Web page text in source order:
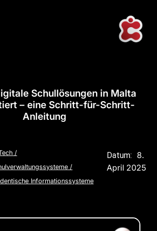
Schullösungen in Malta
– eine Schritt-für-Schritt-
Anleitung
/
/
Informationssysteme
Datum:
8.
April 2025